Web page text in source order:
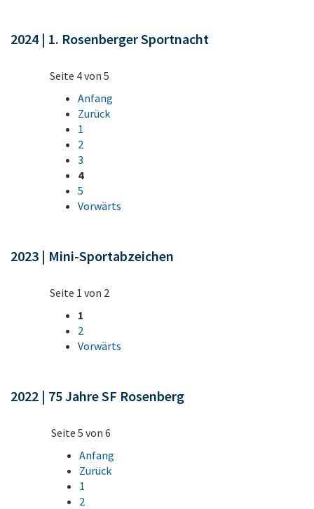
2024 | 1. Rosenberger Sportnacht
Seite 4 von 5
Anfang
Zurück
1
2
3
4
5
Vorwärts
2023 | Mini-Sportabzeichen
Seite 1 von 2
1
2
Vorwärts
2022 | 75 Jahre SF Rosenberg
Seite 5 von 6
Anfang
Zurück
1
2